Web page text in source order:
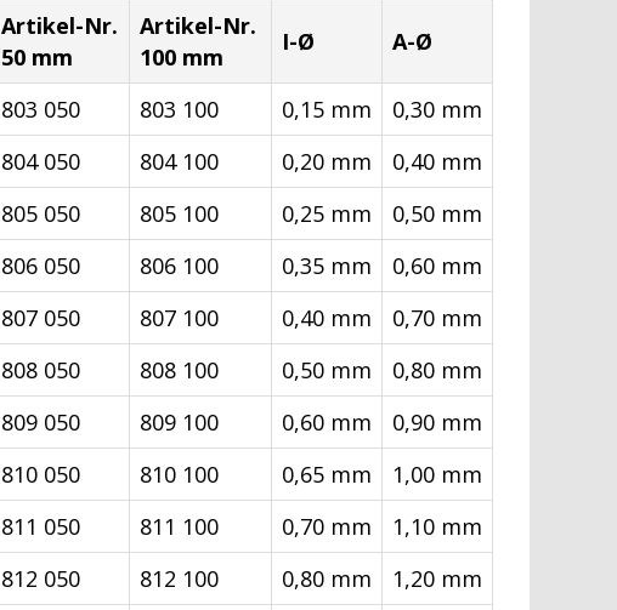
Artikel-Nr.
50 mm
Artikel-Nr.
100 mm
I-Ø A-Ø
803 050 803 100 0,15 mm
0,30 mm
804 050 804 100 0,20 mm
0,40 mm
805 050 805 100 0,25 mm
0,50 mm
806 050 806 100 0,35 mm
0,60 mm
807 050 807 100 0,40 mm
0,70 mm
808 050 808 100 0,50 mm
0,80 mm
809 050 809 100 0,60 mm
0,90 mm
810 050 810 100 0,65 mm
1,00 mm
811 050 811 100 0,70 mm
1,10 mm
812 050 812 100 0,80 mm
1,20 mm